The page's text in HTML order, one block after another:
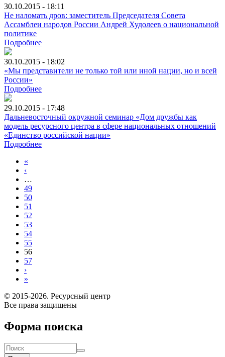
30.10.2015 - 18:11
Не наломать дров: заместитель Председателя Совета
Ассамблеи народов России Андрей Худолеев о национальной
политике
Подробнее
30.10.2015 - 18:02
«Мы представители не только той или иной нации, но и всей
России»
Подробнее
29.10.2015 - 17:48
Дальневосточный окружной семинар «Дом дружбы как
модель ресурсного центра в сфере национальных отношений
«Единство российской нации»
Подробнее
«
‹
…
49
50
51
52
53
54
55
56
57
›
»
© 2015-2026. Ресурсный центр
Все права защищены
Форма поиска